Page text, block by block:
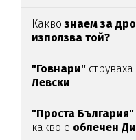
Каквознаем за
използва той?
"Говнари"
Левски
"Проста България"
какво е облечен